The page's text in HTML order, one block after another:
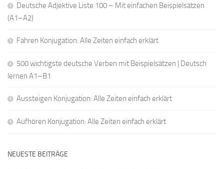
Deutsche Adjektive Liste 100 – Mit einfachen Beispielsätzen
(A1–A2)
Fahren Konjugation: Alle Zeiten einfach erklärt
500 wichtigste deutsche Verben mit Beispielsätzen | Deutsch
lernen A1–B1
Aussteigen Konjugation: Alle Zeiten einfach erklärt
Aufhören Konjugation: Alle Zeiten einfach erklärt
NEUESTE BEITRÄGE